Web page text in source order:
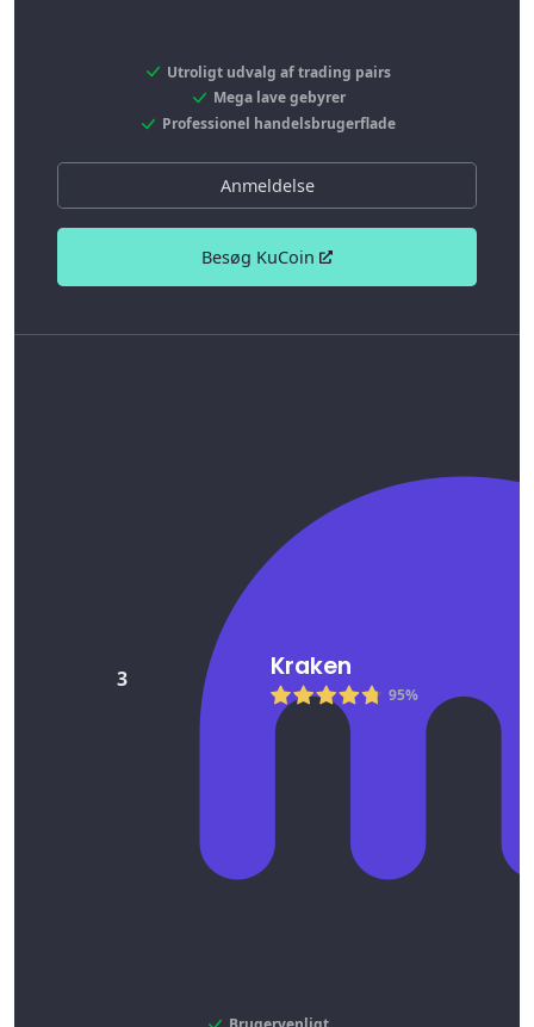
Utroligt udvalg af trading pairs
Mega lave gebyrer
Professionel handelsbrugerflade
Anmeldelse
Besøg KuCoin
3 Kraken
95%